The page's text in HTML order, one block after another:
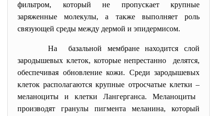
фильтром, который не пропускает крупные
заряженные молекулы, а также выполняет роль
связующей среды между дермой и эпидермисом.
На базальной мембране находится слой
зародышевых клеток, которые непрестанно делятся,
обеспечивая обновление кожи. Среди зародышевых
клеток располагаются крупные отросчатые клетки –
меланоциты и клетки Лангерганса. Меланоциты
производят гранулы пигмента меланина, который